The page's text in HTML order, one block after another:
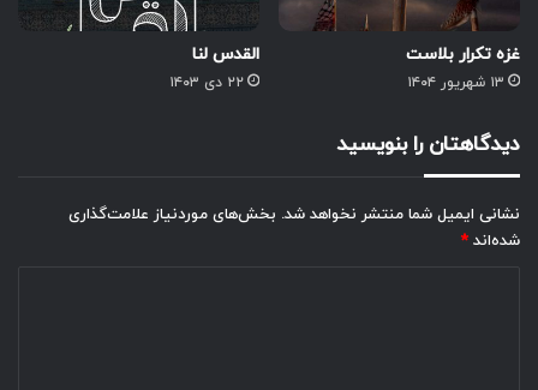
غزه تکرار بلاست
۱۳ شهریور ۱۴۰۴
القدس لنا
۲۲ دی ۱۴۰۳
دیدگاهتان را بنویسید
نشانی ایمیل شما منتشر نخواهد شد. بخش‌های موردنیاز علامت‌گذاری
شده‌اند *